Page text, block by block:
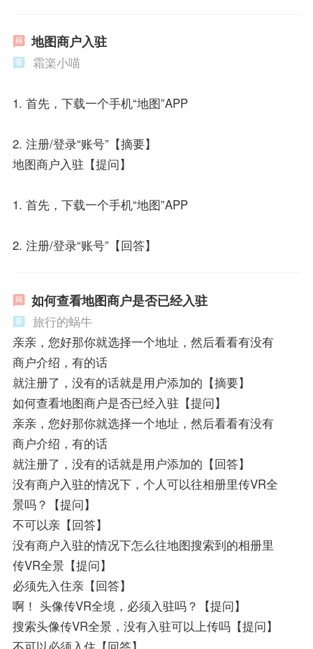
地图商户入驻
霜楽小喵
1. 首先，下载一个手机“地图”APP
2. 注册/登录“账号”【摘要】
地图商户入驻【提问】
1. 首先，下载一个手机“地图”APP
2. 注册/登录“账号”【回答】
如何查看地图商户是否已经入驻
旅行的蜗牛
亲亲，您好那你就选择一个地址，然后看看有没有
商户介绍，有的话
就注册了，没有的话就是用户添加的【摘要】
如何查看地图商户是否已经入驻【提问】
亲亲，您好那你就选择一个地址，然后看看有没有
商户介绍，有的话
就注册了，没有的话就是用户添加的【回答】
没有商户入驻的情况下，个人可以往相册里传VR全
景吗？【提问】
不可以亲【回答】
没有商户入驻的情况下怎么往地图搜索到的相册里
传VR全景【提问】
必须先入住亲【回答】
啊！ 头像传VR全境，必须入驻吗？【提问】
搜索头像传VR全景，没有入驻可以上传吗【提问】